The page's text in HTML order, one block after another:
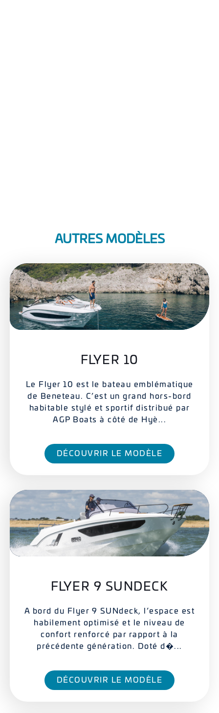
AUTRES MODÈLES
FLYER 10
Le Flyer 10 est le bateau emblématique
de Beneteau. C’est un grand hors-bord
habitable stylé et sportif distribué par
AGP Boats à côté de Hyè...
DÉCOUVRIR LE MODÈLE
FLYER 9 SUNDECK
A bord du Flyer 9 SUNdeck, l’espace est
habilement optimisé et le niveau de
confort renforcé par rapport à la
précédente génération. Doté d�...
DÉCOUVRIR LE MODÈLE